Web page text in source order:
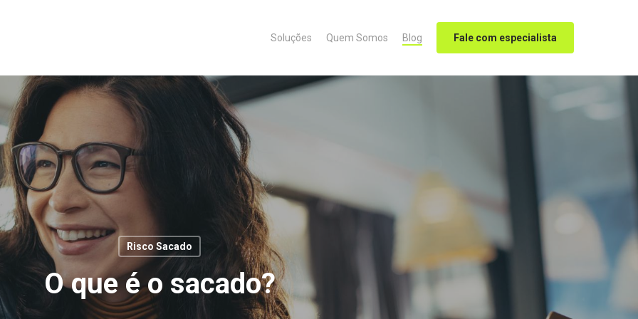
Soluções Quem Somos Blog Fale com especialista
Risco Sacado
O que é o sacado?